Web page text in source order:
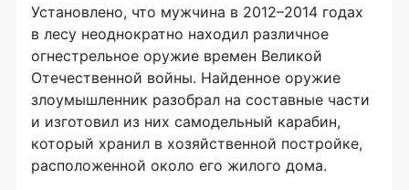
Установлено, что мужчина в 2012–2014 годах
в лесу неоднократно находил различное
огнестрельное оружие времен Великой
Отечественной войны. Найденное оружие
злоумышленник разобрал на составные части
и изготовил из них самодельный карабин,
который хранил в хозяйственной постройке,
расположенной около его жилого дома.